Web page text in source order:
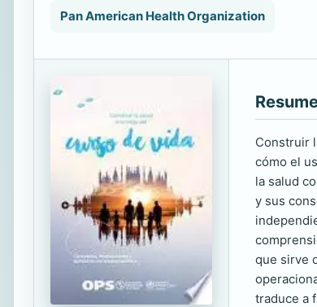
Pan American Health Organization
Construir
cómo el
la salud
y sus
que sirve
traduce a